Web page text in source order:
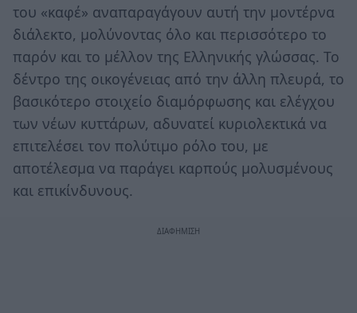
του «καφέ» αναπαραγάγουν αυτή την μοντέρνα
διάλεκτο, μολύνοντας όλο και περισσότερο το
παρόν και το μέλλον της Ελληνικής γλώσσας. Το
δέντρο της οικογένειας από την άλλη πλευρά, το
βασικότερο στοιχείο διαμόρφωσης και ελέγχου
των νέων κυττάρων, αδυνατεί κυριολεκτικά να
επιτελέσει τον πολύτιμο ρόλο του, με
αποτέλεσμα να παράγει καρπούς μολυσμένους
και επικίνδυνους.